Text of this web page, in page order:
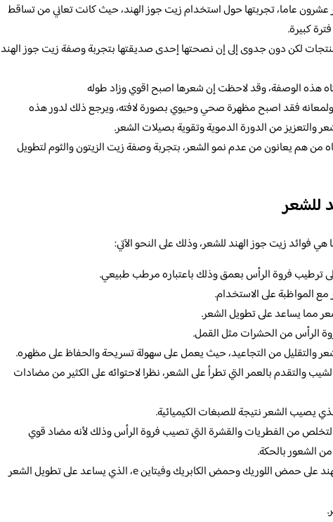
عشرون عاما، تجربتها حول استخدام زيت جوز الهند، حيث كانت تعاني من تساقط
كبيرة.
لكن دون جدوى إلى إن نصحتها إحدى صديقتها بتجربة وصفة زيت جوز الهند
هذه الوصفة، وقد لاحظت إن شعرها اصبح اقوي وزاد طوله
ولمعانه فقد اصبح مظهرة صحي وحيوي بصورة لافته، ويرجع ذلك لدور هذه
والتعزيز من الدورة الدموية وتقوية بصيلات الشعر.
من هم يعانون من عدم نمو الشعر، بتجربة وصفة زيت الزيتون والثوم لتطويل
للشعر
فوائد زيت جوز الهند للشعر، وذلك على النحو الآتي:
ترطيب فروة الرأس بعمق وذلك باعتباره مرطب طبيعي.
المواظبة على الاستخدام.
مما يساعد على تطويل الشعر.
الرأس من الحشرات مثل القمل.
والتقليل من التجاعيد، حيث يعمل على سهولة تسريحة والحفاظ على مظهره.
والتقدم بالعمر التي تطرأ على الشعر، نظرا لاحتوائه على الكثير من مضادات
يصيب الشعر نتيجة للصبغات الكيميائية.
من الفطريات والقشرة التي تصيب فروة الرأس وذلك لأنه مضاد قوي
الشعور بالحكة.
يحتوى أيضا زيت جوز الهند على حمض اللوريك وحمض الكابريك وفيتاين e، الذي يساعد على تطويل الشعر